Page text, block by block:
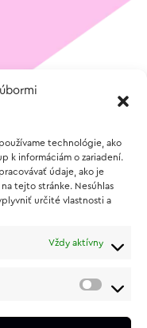
technológie, ako
k informáciám o zariadení.
údaje, ako je
tejto stránke. Nesúhlas
určité vlastnosti a
Vždy aktívny